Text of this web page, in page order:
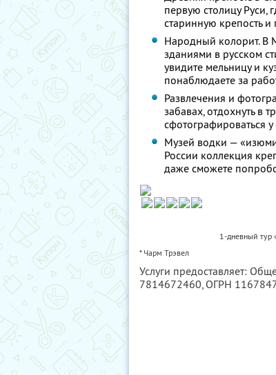
первую столицу
старинную крепость
Народный колорит. В
зданиями в русском
увидите мельницу и
понаблюдаете за
Развлечения и
забавах, отдохнуть в
сфотографироваться
Музей водки —
России коллекция
даже сможете
1-дневный тур
* Чарм Трэвел
Услуги предоставляет:
7814672460, ОГРН